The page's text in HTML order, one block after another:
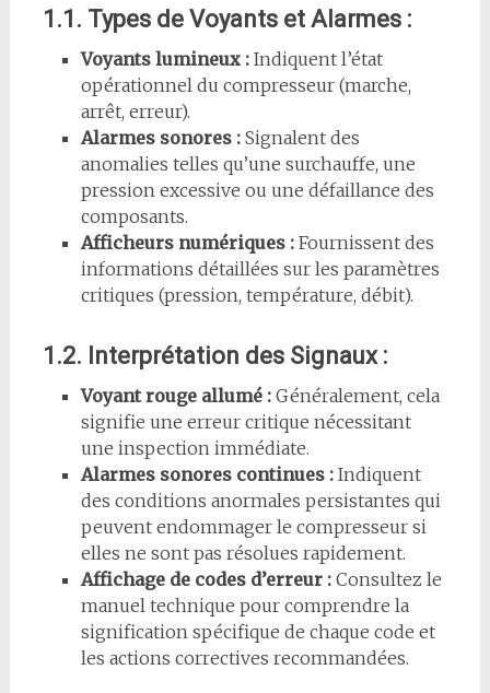
1.1. Types de Voyants et Alarmes :
Voyants lumineux :Indiquent l’état
opérationnel du compresseur (marche,
arrêt, erreur).
Alarmes sonores :Signalent des
anomalies telles qu’une surchauffe, une
pression excessive ou une défaillance des
composants.
Afficheurs numériques :Fournissent des
informations détaillées sur les paramètres
critiques (pression, température, débit).
1.2. Interprétation des Signaux :
Voyant rouge allumé :Généralement, cela
signifie une erreur critique nécessitant
une inspection immédiate.
Alarmes sonores continues :Indiquent
des conditions anormales persistantes qui
peuvent endommager le compresseur si
elles ne sont pas résolues rapidement.
Affichage de codes d’erreur :Consultez le
manuel technique pour comprendre la
signification spécifique de chaque code et
les actions correctives recommandées.